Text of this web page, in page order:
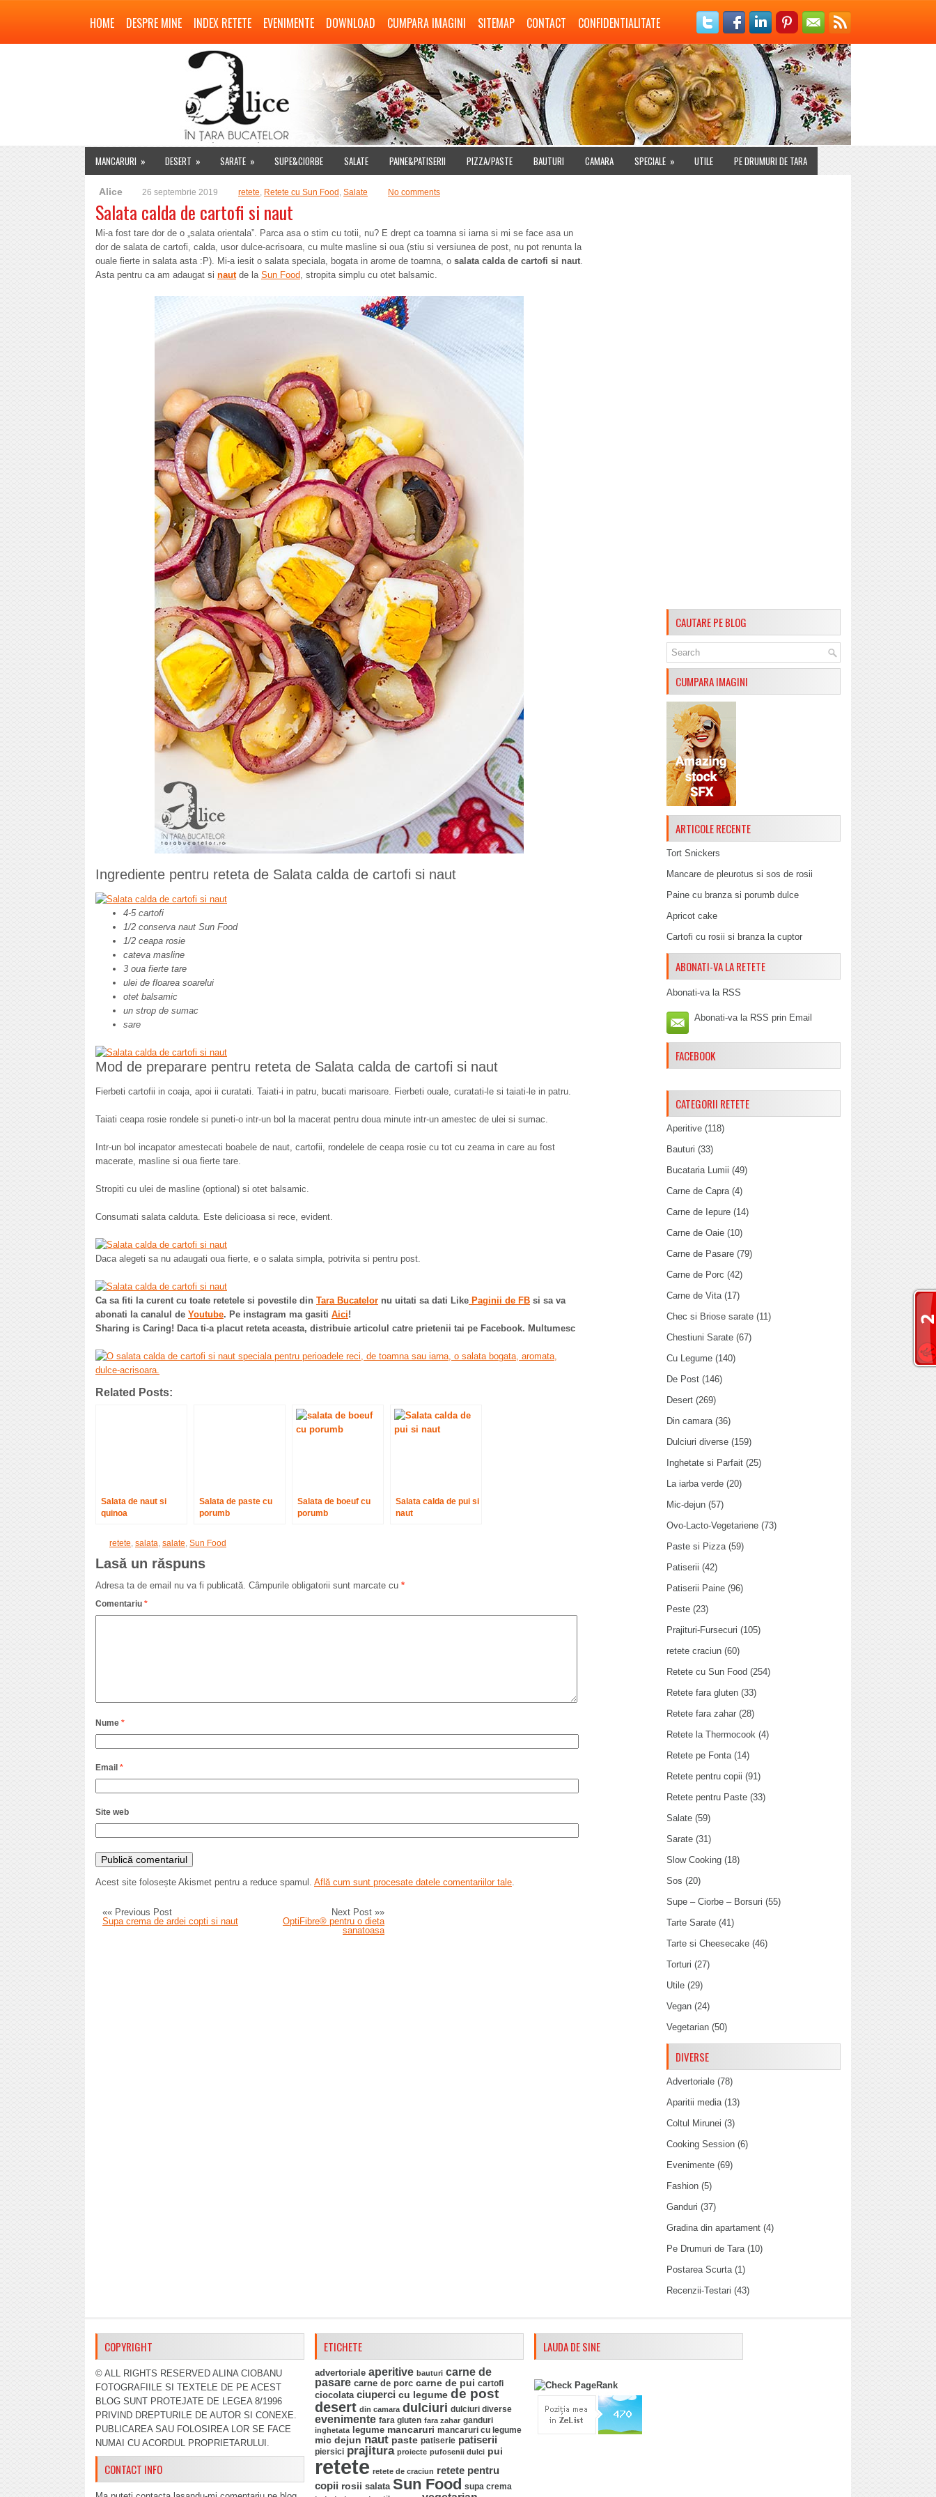
HOME DESPRE MINE INDEX RETETE EVENIMENTE DOWNLOAD CUMPARA IMAGINI SITEMAP CONTACT CONFIDENTIALITATE
MANCARURI » DESERT » SARATE » SUPE&CIORBE SALATE PAINE&PATISERII PIZZA/PASTE BAUTURI CAMARA SPECIALE » UTILE PE DRUMURI DE TARA
Alice 26 septembrie 2019 retete, Retete cu Sun Food , Salate No comments
Salata calda de cartofi si naut
Mi-a fost tare dor de o „salata orientala”. Parca asa o stim cu totii, nu? E drept ca toamna si iarna si mi se face asa un
dor de salata de cartofi, calda, usor dulce-acrisoara, cu multe masline si oua (stiu si versiunea de post, nu pot renunta la
ouale fierte in salata asta :P). Mi-a iesit o salata speciala, bogata in arome de toamna, o salata calda de cartofi si naut.
Asta pentru ca am adaugat si nautde la Sun Food, stropita simplu cu otet balsamic.
Ingrediente pentru reteta de Salata calda de cartofi si naut
4-5 cartofi
1/2 conserva naut Sun Food
1/2 ceapa rosie
cateva masline
3 oua fierte tare
ulei de floarea soarelui
otet balsamic
un strop de sumac
sare
Mod de preparare pentru reteta de Salata calda de cartofi si naut
Fierbeti cartofii in coaja, apoi ii curatati. Taiati-i in patru, bucati marisoare. Fierbeti ouale, curatati-le si taiati-le in patru.
Taiati ceapa rosie rondele si puneti-o intr-un bol la macerat pentru doua minute intr-un amestec de ulei si sumac.
Intr-un bol incapator amestecati boabele de naut, cartofii, rondelele de ceapa rosie cu tot cu zeama in care au fost
macerate, masline si oua fierte tare.
Stropiti cu ulei de masline (optional) si otet balsamic.
Consumati salata calduta. Este delicioasa si rece, evident.
Daca alegeti sa nu adaugati oua fierte, e o salata simpla, potrivita si pentru post.
Ca sa fiti la curent cu toate retetele si povestile din Tara Bucatelor nu uitati sa dati Like Paginii de FB si sa va
abonati la canalul de Youtube. Pe instagram ma gasiti Aici!
Sharing is Caring! Daca ti-a placut reteta aceasta, distribuie articolul catre prietenii tai pe Facebook. Multumesc
Related Posts:
Salata de naut si
quinoa
Salata de paste cu
porumb
Salata de boeuf cu
porumb
Salata calda de pui si
naut
retete, salata, salate, Sun Food
Lasă un răspuns
Adresa ta de email nu va fi publicată. Câmpurile obligatorii sunt marcate cu *
Comentariu *
Nume *
Email *
Site web
Acest site folosește Akismet pentru a reduce spamul. Află cum sunt procesate datele comentariilor tale.
«« Previous Post
Supa crema de ardei copti si naut
Next Post »»
OptiFibre® pentru o dieta
sanatoasa
CAUTARE PE BLOG
CUMPARA IMAGINI
ARTICOLE RECENTE
Tort Snickers
Mancare de pleurotus si sos de rosii
Paine cu branza si porumb dulce
Apricot cake
Cartofi cu rosii si branza la cuptor
ABONATI-VA LA RETETE
Abonati-va la RSS
Abonati-va la RSS prin Email
FACEBOOK
CATEGORII RETETE
Aperitive (118)
Bauturi (33)
Bucataria Lumii (49)
Carne de Capra(4)
Carne de Iepure (14)
Carne de Oaie (10)
Carne de Pasare (79)
Carne de Porc (42)
Carne de Vita(17)
Chec si Briose sarate (11)
Chestiuni Sarate (67)
Cu Legume (140)
De Post (146)
Desert (269)
Din camara(36)
Dulciuri diverse (159)
Inghetate si Parfait (25)
La iarba verde (20)
Mic-dejun (57)
Ovo-Lacto-Vegetariene (73)
Paste si Pizza(59)
Patiserii (42)
Patiserii Paine (96)
Peste (23)
Prajituri-Fursecuri (105)
retete craciun (60)
Retete cu Sun Food (254)
Retete fara gluten (33)
Retete fara zahar (28)
Retete la Thermocook (4)
Retete pe Fonta(14)
Retete pentru copii (91)
Retete pentru Paste (33)
Salate (59)
Sarate (31)
Slow Cooking (18)
Sos (20)
Supe – Ciorbe – Borsuri (55)
Tarte Sarate (41)
Tarte si Cheesecake (46)
Torturi (27)
Utile (29)
Vegan (24)
Vegetarian (50)
DIVERSE
Advertoriale (78)
Aparitii media(13)
Coltul Mirunei (3)
Cooking Session (6)
Evenimente (69)
Fashion (5)
Ganduri (37)
Gradina din apartament (4)
Pe Drumuri de Tara(10)
Postarea Scurta(1)
Recenzii-Testari (43)
COPYRIGHT
© ALL RIGHTS RESERVED ALINA CIOBANU
FOTOGRAFIILE SI TEXTELE DE PE ACEST
BLOG SUNT PROTEJATE DE LEGEA 8/1996
PRIVIND DREPTURILE DE AUTOR SI CONEXE.
PUBLICAREA SAU FOLOSIREA LOR SE FACE
NUMAI CU ACORDUL PROPRIETARULUI.
CONTACT INFO
ETICHETE
advertoriale aperitive bauturi carne de
pasare carne de porc carne de pui cartofi
ciocolata ciuperci cu legume de post
desert din camara dulciuri dulciuri diverse
evenimente fara gluten fara zahar ganduri
inghetata legume mancaruri mancaruri cu legume
mic dejun naut paste patiserie patiserii
piersici prajitura proiecte pufosenii dulci pui
retete retete de craciun retete pentru
copii rosii salata Sun Food supa crema
LAUDA DE SINE